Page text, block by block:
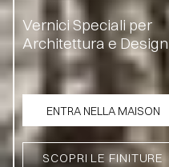
Vernici Speciali per
Architettura e Design
ENTRA NELLA MAISON
SCOPRI LE FINITURE